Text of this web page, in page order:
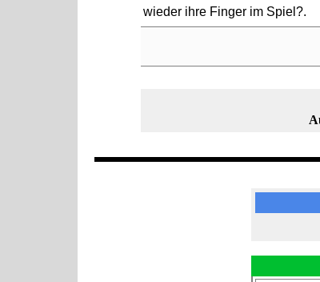
wieder ihre Finger im Spiel?.